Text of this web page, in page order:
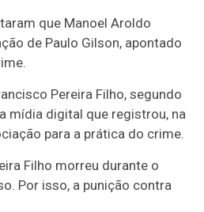
que Manoel Aroldo
de Paulo Gilson, apontado
Pereira Filho, segundo
mídia digital que registrou, na
para a prática do crime.
Filho morreu durante o
Por isso, a punição contra